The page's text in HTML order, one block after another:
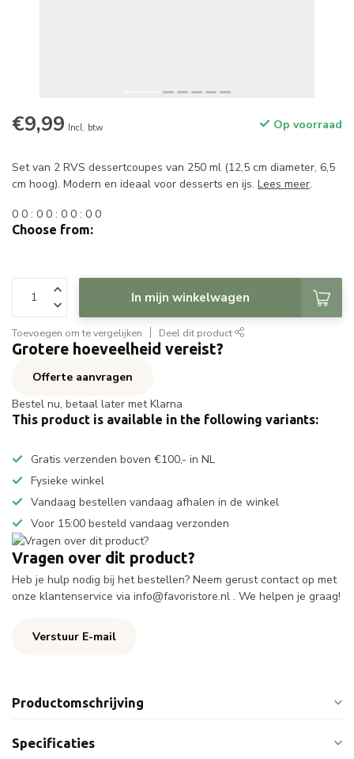
€9,99 Incl. btw Op voorraad
Set van 2 RVS dessertcoupes van 250 ml (12,5 cm diameter, 6,5
cm hoog). Modern en ideaal voor desserts en ijs. Lees meer.
0 0 : 0 0 : 0 0 : 0 0
Choose from:
In mijn winkelwagen
Toevoegen om te vergelijken Deel dit product
Grotere hoeveelheid vereist?
Offerte aanvragen
Bestel nu, betaal later met Klarna
This product is available in the following variants:
Gratis verzenden boven €100,- in NL
Fysieke winkel
Vandaag bestellen vandaag afhalen in de winkel
Voor 15:00 besteld vandaag verzonden
Vragen over dit product?
Heb je hulp nodig bij het bestellen? Neem gerust contact op met
onze klantenservice via info@favoristore.nl . We helpen je graag!
Verstuur E-mail
Productomschrijving
Specificaties